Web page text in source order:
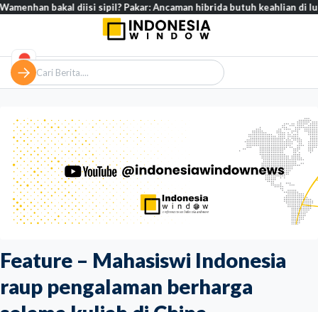
Feature – Mahasiswi Indonesia
raup pengalaman berharga
diisi sipil? Pakar: Ancaman hibrida butuh keahlian di luar militer